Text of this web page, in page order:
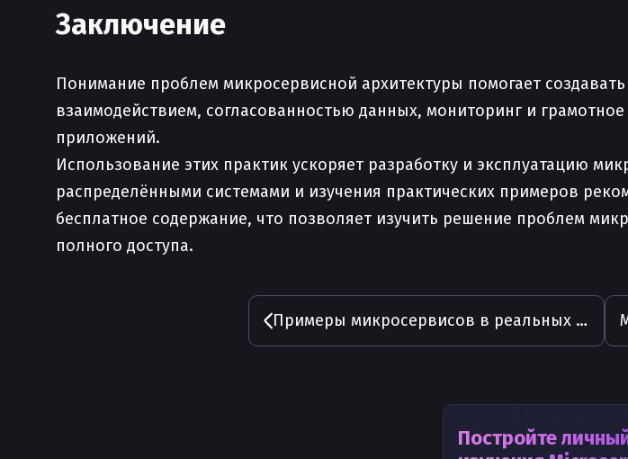
Заключение
Понимание проблем микросервисной архитектуры помогает
взаимодействием, согласованностью данных, мониторинг и
приложений.
Использование этих практик ускоряет разработку и эксплуатацию
распределёнными системами и изучения практических примеров
бесплатное содержание, что позволяет изучить решение проблем
полного доступа.
Примеры микросервисов в реальных кейсах
Постройте